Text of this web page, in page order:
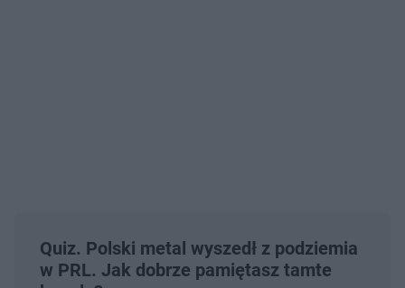
Quiz. Polski metal wyszedł z podziemia
w PRL. Jak dobrze pamiętasz tamte